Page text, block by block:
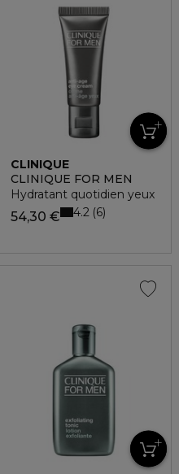
exfoliant visage
CLINIQUE
CLINIQUE FOR MEN
Hydratant quotidien yeux
54,30 € 4.2 6